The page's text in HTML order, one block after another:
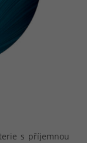
s příjemnou